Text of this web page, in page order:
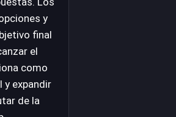
y
final
el
como
y expandir
de la